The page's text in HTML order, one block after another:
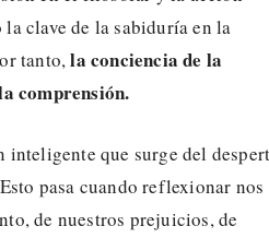
clave de la sabiduría en la
tanto,la conciencia de la
comprensión.
inteligente que surge del
pasa cuando reflexionar nos
de nuestros prejuicios, de